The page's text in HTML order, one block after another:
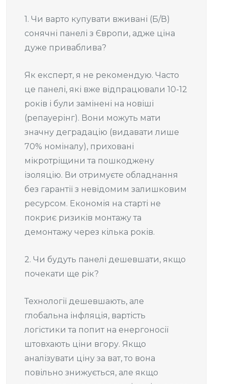
1. Чи варто купувати вживані (Б/В)
сонячні панелі з Європи, адже ціна
дуже приваблива?
Як експерт, я не рекомендую. Часто
це панелі, які вже відпрацювали 10-12
років і були замінені на новіші
(репауерінг). Вони можуть мати
значну деградацію (видавати лише
70% номіналу), приховані
мікротріщини та пошкоджену
ізоляцію. Ви отримуєте обладнання
без гарантії з невідомим залишковим
ресурсом. Економія на старті не
покриє ризиків монтажу та
демонтажу через кілька років.
2. Чи будуть панелі дешевшати, якщо
почекати ще рік?
Технології дешевшають, але
глобальна інфляція, вартість
логістики та попит на енергоносії
штовхають ціни вгору. Якщо
аналізувати ціну за ват, то вона
повільно знижується, але якщо